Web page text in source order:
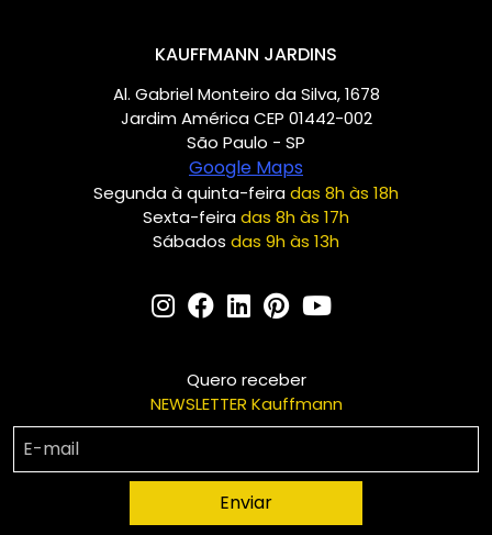
KAUFFMANN JARDINS
Al. Gabriel Monteiro da Silva, 1678
Jardim América CEP 01442-002
São Paulo - SP
Google Maps
Segunda à quinta-feiradas 8h às 18h
Sexta-feiradas 8h às 17h
Sábados das 9h às 13h
Quero receber
NEWSLETTER Kauffmann
Enviar